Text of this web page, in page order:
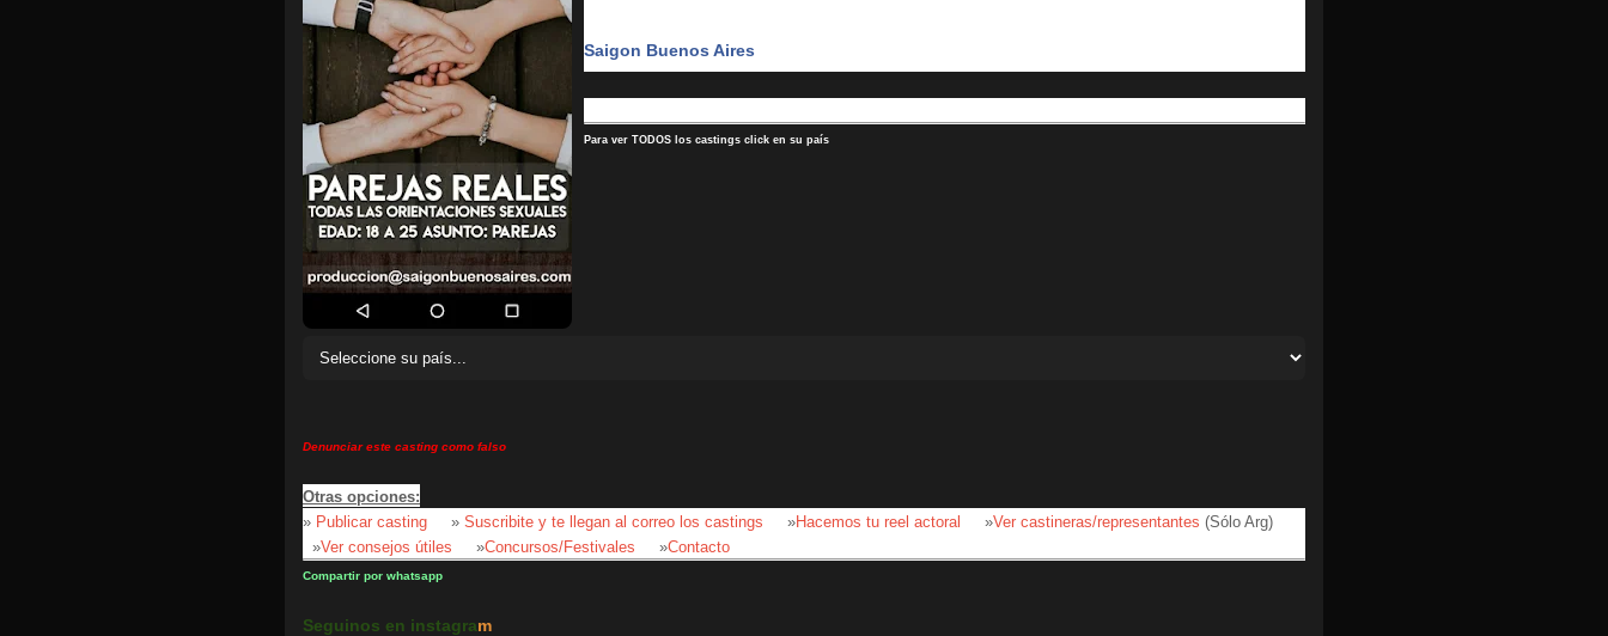
Saigon Buenos Aires
Para ver TODOS los castings click en su país
Denunciar este casting como falso
Otras opciones:
» Publicar casting » Suscribite y te llegan al correo los castings »Hacemos tu reel actoral »Ver castineras/representantes (Sólo Arg)
»Ver consejos útiles »Concursos/Festivales »Contacto
Compartir por whatsapp
Seguinos en instagram